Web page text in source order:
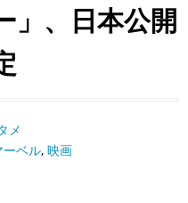
」、日本公開
メ
ーベル, 映画